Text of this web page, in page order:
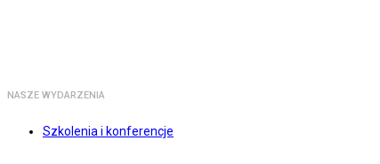
NASZE WYDARZENIA
Szkolenia i konferencje